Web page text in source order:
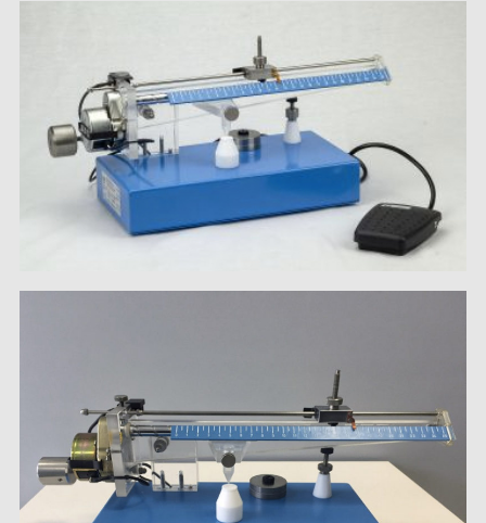
Stimulation-évaluation Thermique
COORDINATION ET SENSORI-MOTEUR
ANXIÉTÉ ET DÉPRESSION
INTERACTION SOCIALE
RYTHMES CIRCADIENS
ASPIRATEURS ET CARTOUCHES CHARBON ACTIF
CAGES À INDUCTION ET MASQUES D’ANESTHÉSIE
ÉVAPORATEURS
SOURCE D’AIR ET D’OXYGÈNE